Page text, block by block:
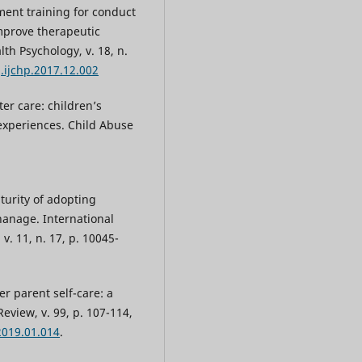
training for conduct
therapeutic
Psychology, v. 18, n.
care: children’s
Child Abuse
of adopting
International
11, n. 17, p. 10045-
parent self-care: a
v. 99, p. 107-114,
.